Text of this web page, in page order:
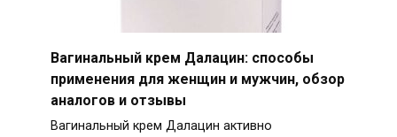
Вагинальный крем Далацин: способы
применения для женщин и мужчин, обзор
аналогов и отзывы
Вагинальный крем Далацин активно